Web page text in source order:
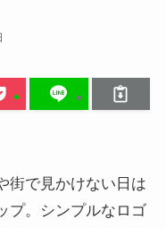
街で見かけない日は
プ。シンプルなロゴ